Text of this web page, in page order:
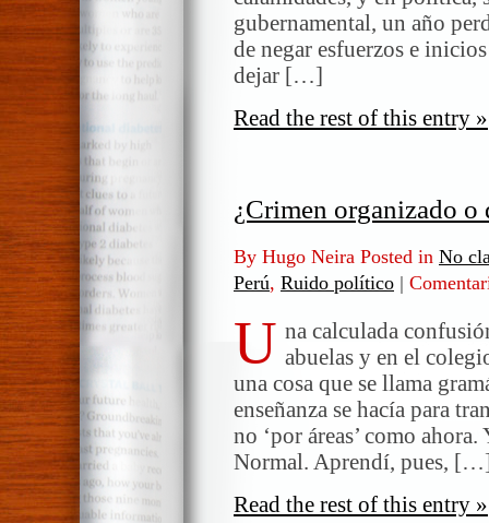
gubernamental, un año
de negar esfuerzos e
dejar […]
Read the rest of this entry »
¿Crimen organizado o
By Hugo Neira Posted in No
Perú, Ruido político |
U na calculada
abuelas y en el
una cosa que se llama
enseñanza se hacía para
no ‘por áreas’ como
Normal. Aprendí, pues,
Read the rest of this entry »